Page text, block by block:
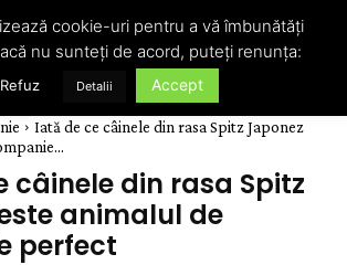
Iată de ce câinele din rasa Spitz Japonez
câinele din rasa Spitz
animalul de
perfect
cookie-uri pentru a vă îmbunătăți
nu sunteți de acord, puteți renunța:
Refuz Detalii Accept